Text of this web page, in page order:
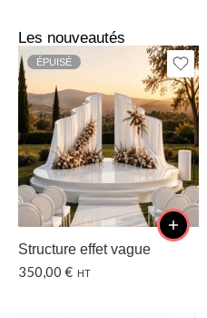
Les nouveautés
ÉPUISÉ
Structure effet vague
350,00 € HT